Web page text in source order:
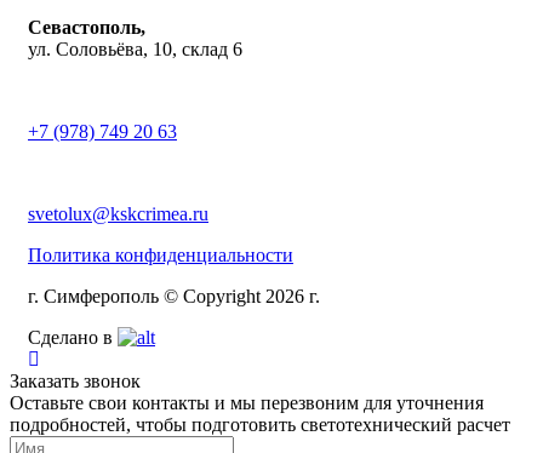
Севастополь,
ул. Соловьёва, 10, склад 6
+7 (978) 749 20 63
svetolux@kskcrimea.ru
Политика конфиденциальности
г. Симферополь © Copyright 2026 г.
Сделано в
Заказать звонок
Оставьте свои контакты и мы перезвоним для уточнения
подробностей, чтобы подготовить светотехнический расчет